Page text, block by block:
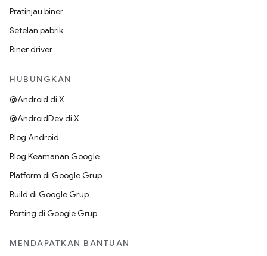
Pratinjau biner
Setelan pabrik
Biner driver
HUBUNGKAN
@Android di X
@AndroidDev di X
Blog Android
Blog Keamanan Google
Platform di Google Grup
Build di Google Grup
Porting di Google Grup
MENDAPATKAN BANTUAN